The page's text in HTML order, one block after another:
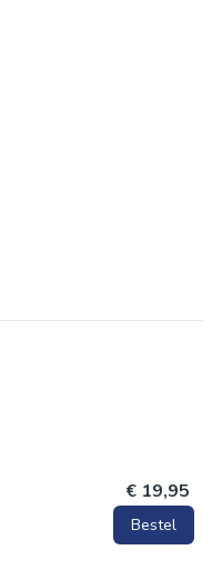
€ 19,95
Bestel